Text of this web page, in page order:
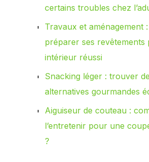
certains troubles chez
Travaux et aménagement
préparer ses revêtements
intérieur réussi
Snacking léger : trouver
alternatives gourmandes
Aiguiseur de couteau :
l’entretenir pour une
?